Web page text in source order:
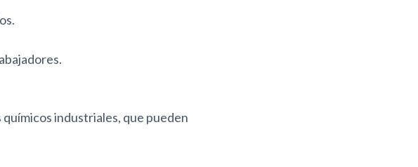
industriales, que pueden